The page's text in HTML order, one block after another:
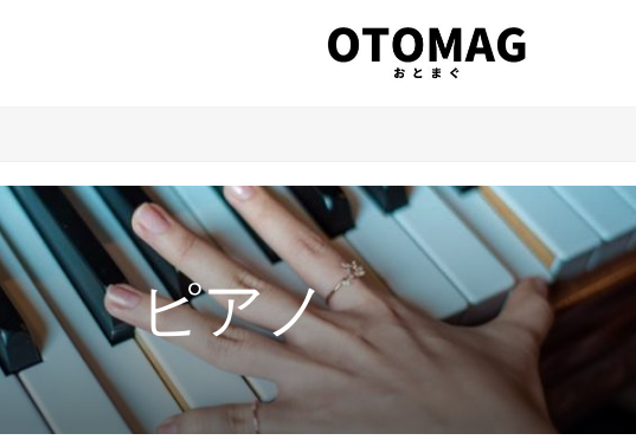
ピアノ